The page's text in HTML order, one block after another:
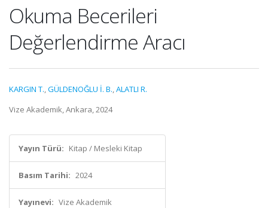
Okuma Becerileri
Değerlendirme Aracı
KARGIN T.,GÜLDENOĞLU İ. B.,ALATLI R.
Vize Akademik, Ankara, 2024
Yayın Türü: Kitap / Mesleki Kitap
Basım Tarihi: 2024
Yayınevi: Vize Akademik